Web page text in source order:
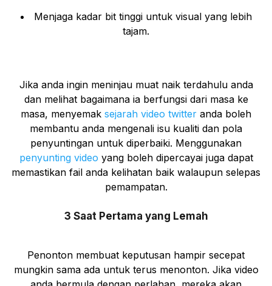
Menjaga kadar bit tinggi untuk visual yang lebih
tajam.
Jika anda ingin meninjau muat naik terdahulu anda
dan melihat bagaimana ia berfungsi dari masa ke
masa, menyemak sejarah video twitter anda boleh
membantu anda mengenali isu kualiti dan pola
penyuntingan untuk diperbaiki. Menggunakan
penyunting video yang boleh dipercayai juga dapat
memastikan fail anda kelihatan baik walaupun selepas
pemampatan.
3 Saat Pertama yang Lemah
Penonton membuat keputusan hampir secepat
mungkin sama ada untuk terus menonton. Jika video